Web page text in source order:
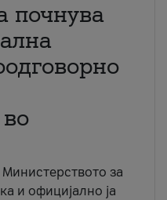
почнува
за
и официјално ја